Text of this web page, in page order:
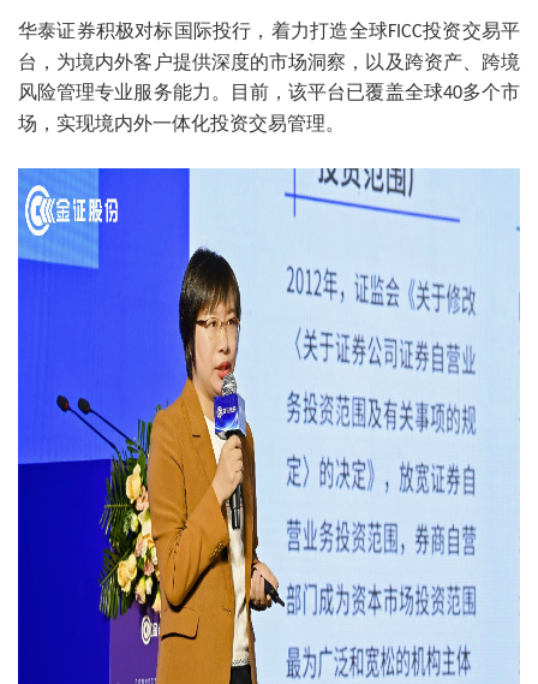
华泰证券积极对标国际投行，着力打造全球FICC投资交易平
台，为境内外客户提供深度的市场洞察，以及跨资产、跨境
风险管理专业服务能力。目前，该平台已覆盖全球40多个市
场，实现境内外一体化投资交易管理。